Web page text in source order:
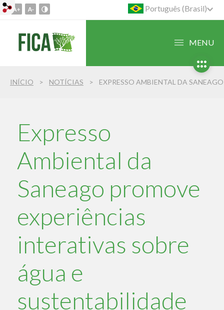
Ir
conteúdo
para
para
busca
Português (Brasil)
MENU
INÍCIO NOTÍCIAS
Expresso
Ambiental da
Saneago promove
experiências
interativas sobre
água e
sustentabilidade